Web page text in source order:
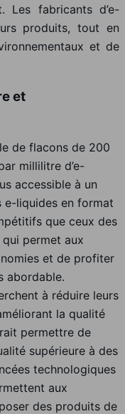
Les fabricants d’e-
produits, tout en
et de
et
de flacons de 200
millilitre d’e-
accessible à un
e-liquides en format
que ceux des
permet aux
et de profiter
abordable.
à réduire leurs
la qualité
permettre de
supérieure à des
technologiques
aux
des produits de